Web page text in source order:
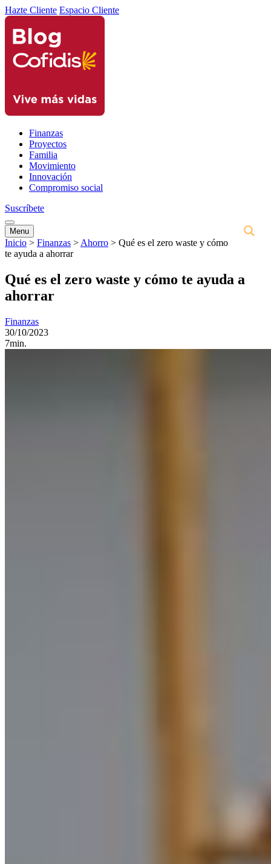
Hazte Cliente Espacio Cliente
Finanzas
Proyectos
Familia
Movimiento
Innovación
Compromiso social
Suscríbete
Menu
Inicio > Finanzas > Ahorro > Qué es el zero waste y cómo
te ayuda a ahorrar
Qué es el zero waste y cómo te ayuda a
ahorrar
Finanzas
30/10/2023
7min.